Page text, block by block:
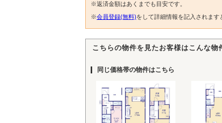
※返済金額はあくまでも目安です。
※会員登録(無料)をして詳細情報を記入されま
こちらの物件を見たお客様はこんな
同じ価格帯の物件はこちら